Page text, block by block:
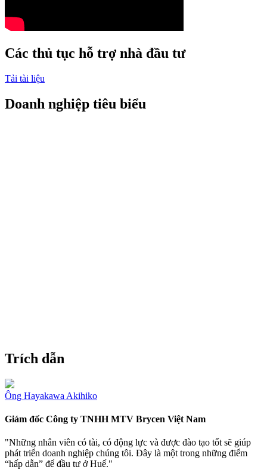
Các thủ tục hỗ trợ nhà đầu tư
Tải tài liệu
Doanh nghiệp tiêu biểu
Trích dẫn
Ông Hayakawa Akihiko
Giám đốc Công ty TNHH MTV Brycen Việt Nam
"Những nhân viên có tài, có động lực và được đào tạo tốt sẽ giúp
phát triển doanh nghiệp chúng tôi. Đây là một trong những điểm
“hấp dẫn” để đầu tư ở Huế."